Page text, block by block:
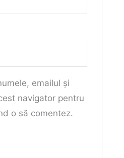
emailul și
navigator pentru
o să comentez.